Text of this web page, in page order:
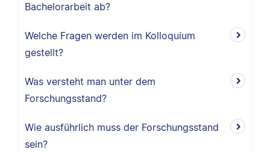
Bachelorarbeit ab?
Welche Fragen werden im Kolloquium
gestellt?
Was versteht man unter dem
Forschungsstand?
Wie ausführlich muss der Forschungsstand
sein?